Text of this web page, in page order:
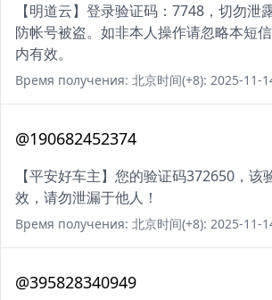
【明道云】登录验证码：7748，切勿泄
防帐号被盗。如非本人操作请忽略本短
内有效。
Время получения: 北京时间(+8): 2025-11-
@190682452374
【平安好车主】您的验证码372650，该
效，请勿泄漏于他人！
Время получения: 北京时间(+8): 2025-11-
@395828340949